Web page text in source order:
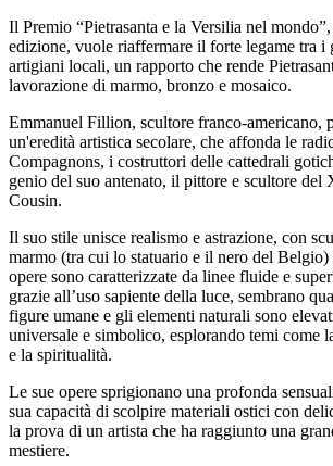
Il Premio “Pietrasanta e la Versilia nel
edizione, vuole riaffermare il forte legame tra i
artigiani locali, un rapporto che rende
lavorazione di marmo, bronzo e mosaico.
Emmanuel Fillion, scultore franco-americano,
un'eredità artistica secolare, che affonda le
Compagnons, i costruttori delle cattedrali
genio del suo antenato, il pittore e scultore del
Cousin.
Il suo stile unisce realismo e astrazione, con
marmo (tra cui lo statuario e il nero del Belgio)
opere sono caratterizzate da linee fluide e
grazie all’uso sapiente della luce, sembrano
figure umane e gli elementi naturali sono
universale e simbolico, esplorando temi come
e la spiritualità.
Le sue opere sprigionano una profonda
sua capacità di scolpire materiali ostici con
la prova di un artista che ha raggiunto una
mestiere.